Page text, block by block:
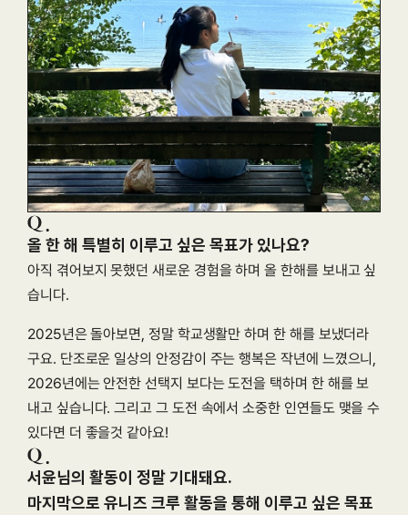
올 한 해 특별히 이루고 싶은 목표가 있나요?
아직 겪어보지 못했던 새로운 경험을 하며 올 한해를 보내고 싶
습니다.
2025년은 돌아보면, 정말 학교생활만 하며 한 해를 보냈더라
구요. 단조로운 일상의 안정감이 주는 행복은 작년에 느꼈으니,
2026년에는 안전한 선택지 보다는 도전을 택하며 한 해를 보
내고 싶습니다. 그리고 그 도전 속에서 소중한 인연들도 맺을 수
있다면 더 좋을것 같아요!
서윤님의 활동이 정말 기대돼요.
마지막으로 유니즈 크루 활동을 통해 이루고 싶은 목표